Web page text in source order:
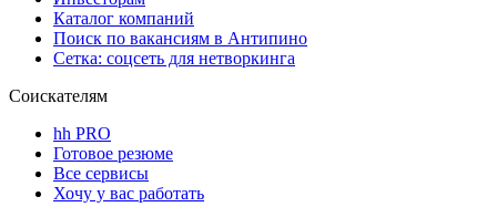
Каталог компаний
Поиск по вакансиям в Антипино
Сетка: соцсеть для нетворкинга
Соискателям
hh PRO
Готовое резюме
Все сервисы
Хочу у вас работать